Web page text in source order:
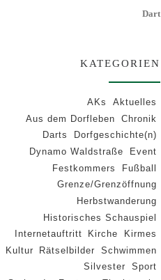
Dart
KATEGORIEN
AKs
Aktuelles
Aus dem Dorfleben
Chronik
Darts
Dorfgeschichte(n)
Dynamo Waldstraße
Event
Festkommers
Fußball
Grenze/Grenzöffnung
Herbstwanderung
Historisches Schauspiel
Internetauftritt
Kirche
Kirmes
Kultur
Rätselbilder
Schwimmen
Silvester
Sport